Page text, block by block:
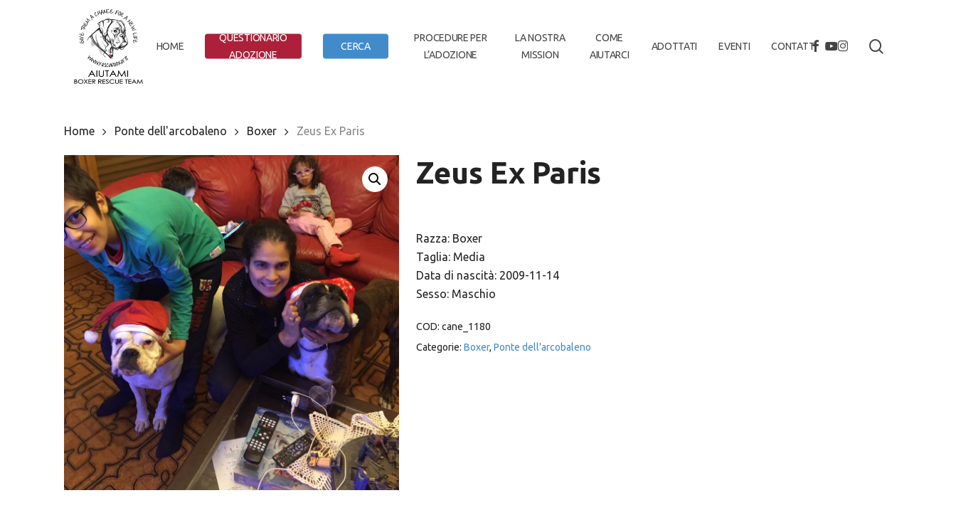
Hit enter to search or ESC to close
HOME
QUESTIONARIO
ADOZIONE
CERCA
PROCEDURE PER
L’ADOZIONE
LA NOSTRA
MISSION
COME
AIUTARCI
ADOTTATI EVENTI CONTATTIFACEBOOK
YOUTUBE
INSTAGRAM
Home Ponte dell'arcobaleno Boxer Zeus Ex Paris
Zeus Ex Paris
Razza: Boxer
Taglia: Media
Data di nascità: 2009-11-14
Sesso: Maschio
COD: cane_1180
Categorie: Boxer, Ponte dell'arcobaleno